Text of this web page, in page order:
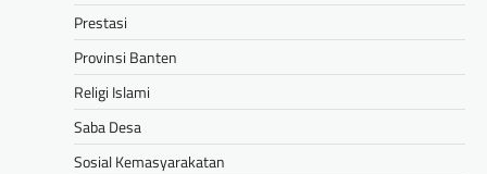
Prestasi
Provinsi Banten
Religi Islami
Saba Desa
Sosial Kemasyarakatan